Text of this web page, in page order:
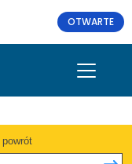
OTWARTE